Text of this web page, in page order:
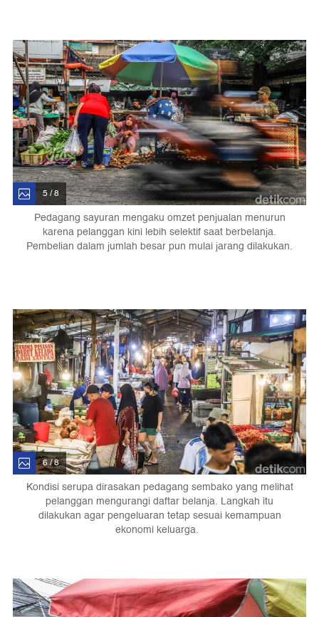
5 / 8
Pedagang sayuran mengaku omzet penjualan menurun
karena pelanggan kini lebih selektif saat berbelanja.
Pembelian dalam jumlah besar pun mulai jarang dilakukan.
6 / 8
Kondisi serupa dirasakan pedagang sembako yang melihat
pelanggan mengurangi daftar belanja. Langkah itu
dilakukan agar pengeluaran tetap sesuai kemampuan
ekonomi keluarga.